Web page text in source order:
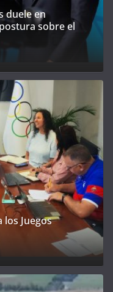
duele en
sobre el
los Juegos